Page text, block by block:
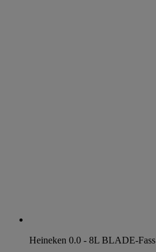
Heineken 0.0 - 8L BLADE-Fass